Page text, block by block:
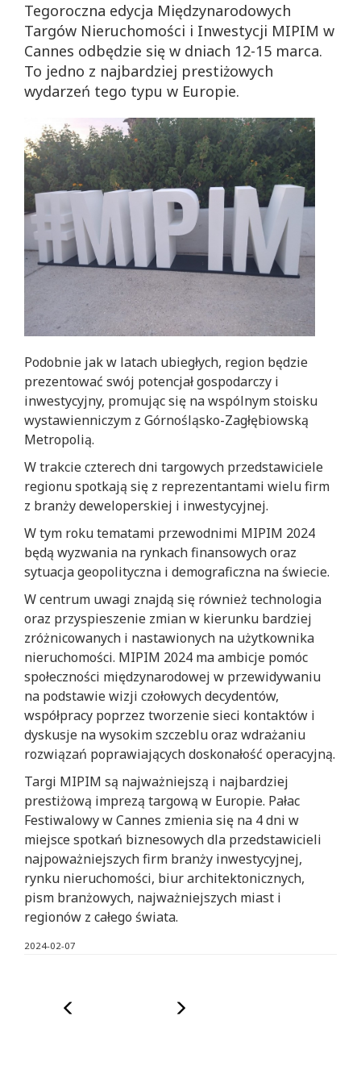
Tegoroczna edycja Międzynarodowych
Targów Nieruchomości i Inwestycji MIPIM w
Cannes odbędzie się w dniach 12-15 marca.
To jedno z najbardziej prestiżowych
wydarzeń tego typu w Europie.
Podobnie jak w latach ubiegłych, region będzie
prezentować swój potencjał gospodarczy i
inwestycyjny, promując się na wspólnym stoisku
wystawienniczym z Górnośląsko-Zagłębiowską
Metropolią.
W trakcie czterech dni targowych przedstawiciele
regionu spotkają się z reprezentantami wielu firm
z branży deweloperskiej i inwestycyjnej.
W tym roku tematami przewodnimi MIPIM 2024
będą wyzwania na rynkach finansowych oraz
sytuacja geopolityczna i demograficzna na świecie.
W centrum uwagi znajdą się również technologia
oraz przyspieszenie zmian w kierunku bardziej
zróżnicowanych i nastawionych na użytkownika
nieruchomości. MIPIM 2024 ma ambicje pomóc
społeczności międzynarodowej w przewidywaniu
na podstawie wizji czołowych decydentów,
współpracy poprzez tworzenie sieci kontaktów i
dyskusje na wysokim szczeblu oraz wdrażaniu
rozwiązań poprawiających doskonałość operacyjną.
Targi MIPIM są najważniejszą i najbardziej
prestiżową imprezą targową w Europie. Pałac
Festiwalowy w Cannes zmienia się na 4 dni w
miejsce spotkań biznesowych dla przedstawicieli
najpoważniejszych firm branży inwestycyjnej,
rynku nieruchomości, biur architektonicznych,
pism branżowych, najważniejszych miast i
regionów z całego świata.
2024-02-07